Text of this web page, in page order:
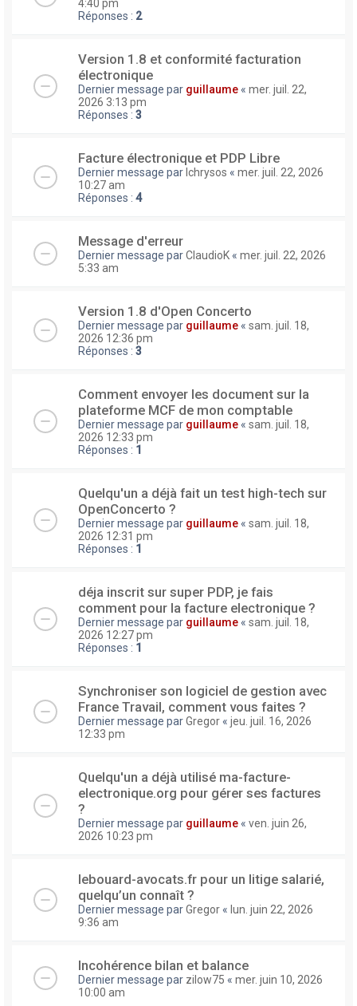
4:40 pm
Réponses : 2
Version 1.8 et conformité facturation
électronique
Dernier message par guillaume « mer. juil. 22,
2026 3:13 pm
Réponses : 3
Facture électronique et PDP Libre
Dernier message par lchrysos « mer. juil. 22, 2026
10:27 am
Réponses : 4
Message d'erreur
Dernier message parClaudioK « mer. juil. 22, 2026
5:33 am
Version 1.8 d'Open Concerto
Dernier message par guillaume « sam. juil. 18,
2026 12:36 pm
Réponses : 3
Comment envoyer les document sur la
plateforme MCF de mon comptable
Dernier message par guillaume « sam. juil. 18,
2026 12:33 pm
Réponses : 1
Quelqu'un a déjà fait un test high-tech sur
OpenConcerto ?
Dernier message par guillaume « sam. juil. 18,
2026 12:31 pm
Réponses : 1
déja inscrit sur super PDP, je fais
comment pour la facture electronique ?
Dernier message par guillaume « sam. juil. 18,
2026 12:27 pm
Réponses : 1
Synchroniser son logiciel de gestion avec
France Travail, comment vous faites ?
Dernier message parGregor « jeu. juil. 16, 2026
12:33 pm
Quelqu'un a déjà utilisé ma-facture-
electronique.org pour gérer ses factures
?
Dernier message par guillaume « ven. juin 26,
2026 10:23 pm
lebouard-avocats.fr pour un litige salarié,
quelqu’un connaît ?
Dernier message parGregor « lun. juin 22, 2026
9:36 am
Incohérence bilan et balance
Dernier message par zilow75 « mer. juin 10, 2026
10:00 am